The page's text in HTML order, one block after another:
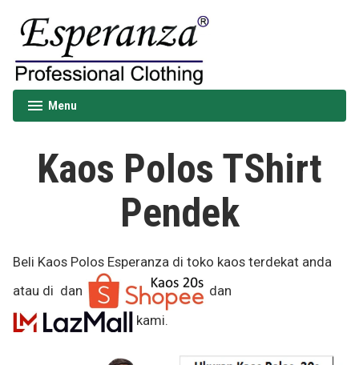
content
Esperanza
Menu
expanded
collapsed
Kaos Polos TShirt
Pendek
Beli Kaos Polos Esperanza di toko kaos terdekat anda
atau di dan
dan
kami.